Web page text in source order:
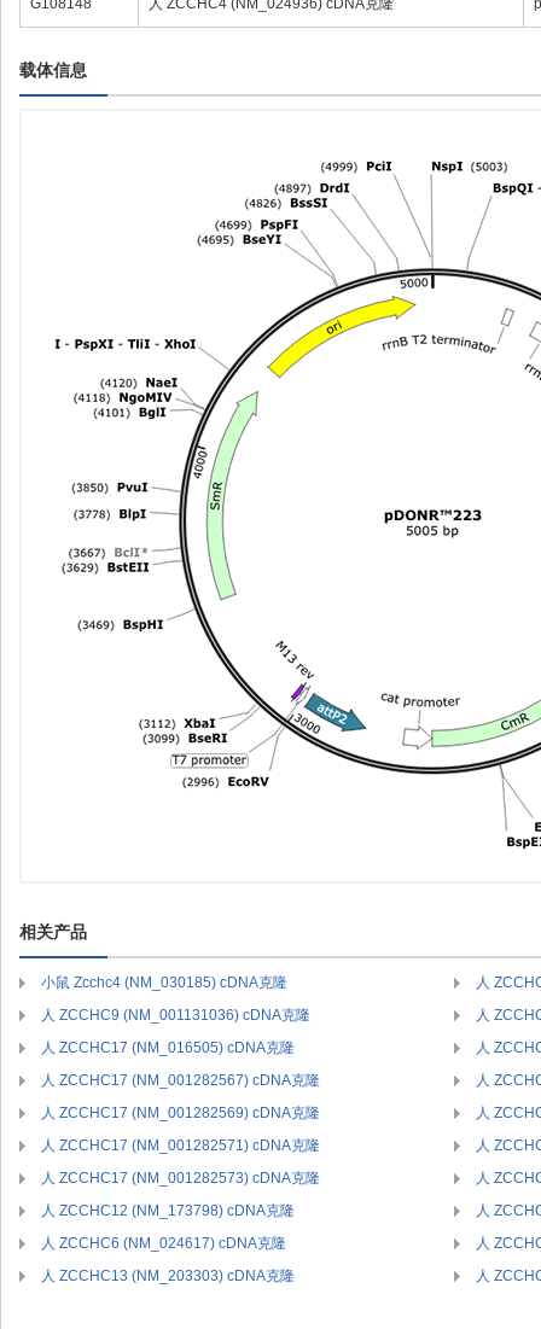
G108148 人 ZCCHC4 (NM_024936) cDNA克隆
载体信息
相关产品
小鼠 Zcchc4 (NM_030185) cDNA克隆
人
人 ZCCHC9 (NM_001131036) cDNA克隆
人
人 ZCCHC17 (NM_016505) cDNA克隆
人
人 ZCCHC17 (NM_001282567) cDNA克隆
人
人 ZCCHC17 (NM_001282569) cDNA克隆
人
人 ZCCHC17 (NM_001282571) cDNA克隆
人
人 ZCCHC17 (NM_001282573) cDNA克隆
人
人 ZCCHC12 (NM_173798) cDNA克隆
人
人 ZCCHC6 (NM_024617) cDNA克隆
人
人 ZCCHC13 (NM_203303) cDNA克隆
人